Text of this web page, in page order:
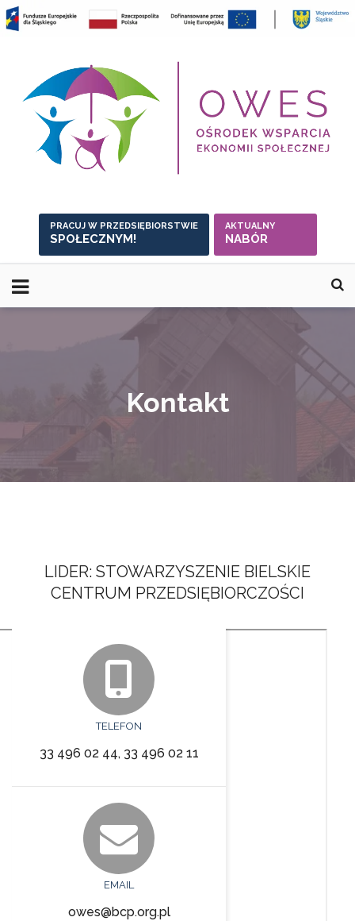
Skip
to
PRACUJ W PRZEDSIĘBIORSTWIE
SPOŁECZNYM!
AKTUALNY
NABÓR
Kontakt
LIDER: STOWARZYSZENIE BIELSKIE
CENTRUM PRZEDSIĘBIORCZOŚCI
TELEFON
33 496 02 44, 33 496 02 11
EMAIL
owes@bcp.org.pl